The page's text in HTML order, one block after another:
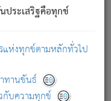
ระเสริฐคือทุกข์
แห่งทุกข์ตามหลักทั่วไป
ทานขันธ์
กับความทุกข์
ณะหรือพราหมณ์ทั้ง
ง.
ความเกิดขึ้นแห่ง
หลายอันอวิชาหนา